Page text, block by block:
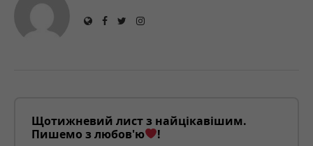
Щотижневий лист з найцікавішим.
Пишемо з любов'ю
!